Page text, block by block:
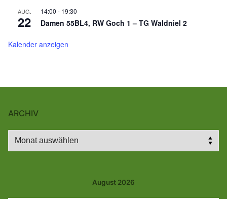
AUG.
22
14:00 - 19:30
Damen 55BL4, RW Goch 1 – TG Waldniel 2
Kalender anzeigen
ARCHIV
Archiv
August 2026